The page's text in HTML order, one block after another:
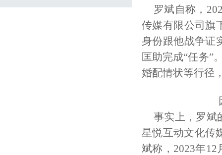
罗斌自称，
传媒有限公司旗
身份跟他战争证
匡助完成“任务”
婚配情状等行径
事实上，罗斌
星悦互动文化传
斌称，2023年